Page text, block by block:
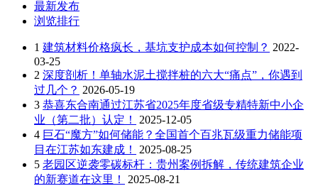
最新发布
浏览排行
1 建筑材料价格疯长，基坑支护成本如何控制？ 2022-
03-25
2 深度剖析！单轴水泥土搅拌桩的六大“痛点”，你遇到
过几个？ 2026-05-19
3 恭喜东合南通过江苏省2025年度省级专精特新中小企
业（第二批）认定！
2025-12-05
4 巨石“魔方”如何储能？全国首个百兆瓦级重力储能项
目在江苏如东建成！
2025-08-25
5 老园区逆袭零碳标杆：贵州案例拆解，传统建筑企业
的新赛道在这里！
2025-08-21